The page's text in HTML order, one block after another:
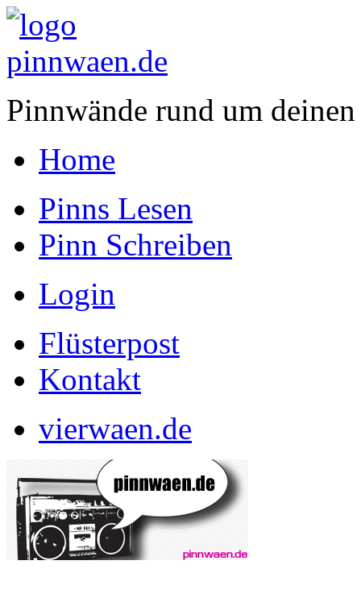
Pinnwände rund um
Home
Pinns Lesen
Pinn Schreiben
Login
Flüsterpost
Kontakt
vierwaen.de